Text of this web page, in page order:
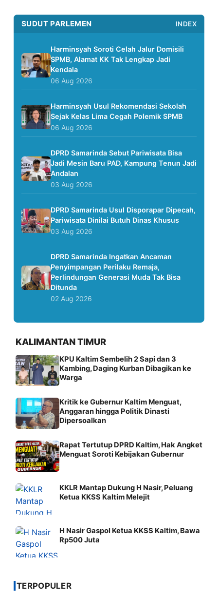
SUDUT PARLEMEN INDEX
Harminsyah Soroti Celah Jalur Domisili
SPMB, Alamat KK Tak Lengkap Jadi
Kendala
06 Aug 2026
Harminsyah Usul Rekomendasi Sekolah
Sejak Kelas Lima Cegah Polemik SPMB
06 Aug 2026
DPRD Samarinda Sebut Pariwisata Bisa
Jadi Mesin Baru PAD, Kampung Tenun Jadi
Andalan
03 Aug 2026
DPRD Samarinda Usul Disporapar Dipecah,
Pariwisata Dinilai Butuh Dinas Khusus
03 Aug 2026
DPRD Samarinda Ingatkan Ancaman
Penyimpangan Perilaku Remaja,
Perlindungan Generasi Muda Tak Bisa
Ditunda
02 Aug 2026
KALIMANTAN TIMUR
KPU Kaltim Sembelih 2 Sapi dan 3
Kambing, Daging Kurban Dibagikan ke
Warga
Kritik ke Gubernur Kaltim Menguat,
Anggaran hingga Politik Dinasti
Dipersoalkan
Rapat Tertutup DPRD Kaltim, Hak Angket
Menguat Soroti Kebijakan Gubernur
KKLR Mantap Dukung H Nasir, Peluang
Ketua KKSS Kaltim Melejit
H Nasir Gaspol Ketua KKSS Kaltim, Bawa
Rp500 Juta
TERPOPULER